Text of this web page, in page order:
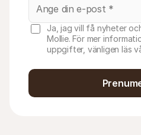
Ja, jag vill få nyheter
Mollie. För mer
uppgifter, vänligen läs